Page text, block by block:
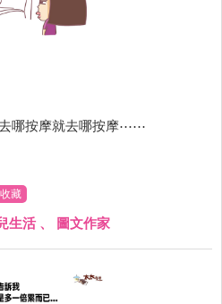
哪按摩就去哪按摩⋯⋯
收藏
生活、 圖文作家